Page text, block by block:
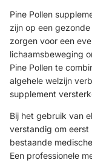
Pine Pollen
zijn op een
zorgen voor een
lichaamsbeweging
Pine Pollen te
algehele welzijn
supplement
Bij het gebruik van
verstandig om eerst
bestaande
Een professionele